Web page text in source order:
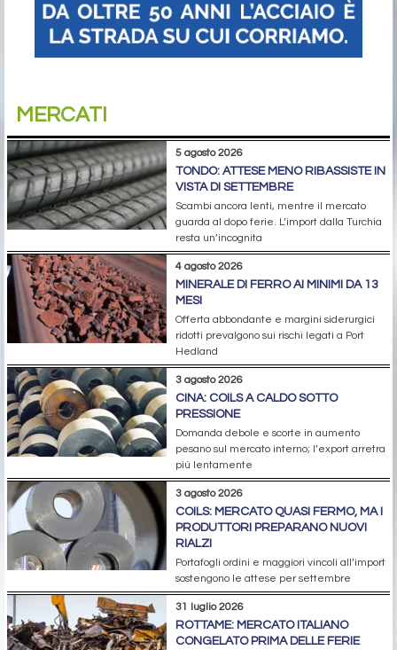
MERCATI
5 agosto 2026
TONDO: ATTESE MENO RIBASSISTE IN
VISTA DI SETTEMBRE
Scambi ancora lenti, mentre il mercato
guarda al dopo ferie. L’import dalla Turchia
resta un’incognita
4 agosto 2026
MINERALE DI FERRO AI MINIMI DA 13
MESI
Offerta abbondante e margini siderurgici
ridotti prevalgono sui rischi legati a Port
Hedland
3 agosto 2026
CINA: COILS A CALDO SOTTO
PRESSIONE
Domanda debole e scorte in aumento
pesano sul mercato interno; l’export arretra
più lentamente
3 agosto 2026
COILS: MERCATO QUASI FERMO, MA I
PRODUTTORI PREPARANO NUOVI
RIALZI
Portafogli ordini e maggiori vincoli all’import
sostengono le attese per settembre
31 luglio 2026
ROTTAME: MERCATO ITALIANO
CONGELATO PRIMA DELLE FERIE